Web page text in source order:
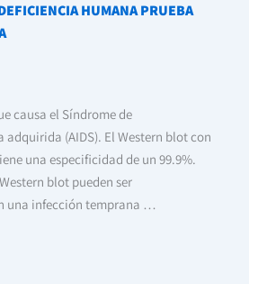
HUMANA PRUEBA
causa el Síndrome de
(AIDS). El Western blot con
una especificidad de un 99.9%.
blot pueden ser
una infección temprana …